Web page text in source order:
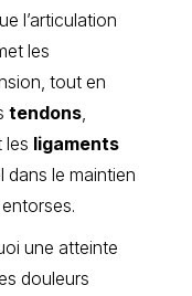
l’articulation
les
tout en
tendons
les ligaments
dans le maintien
une atteinte
douleurs